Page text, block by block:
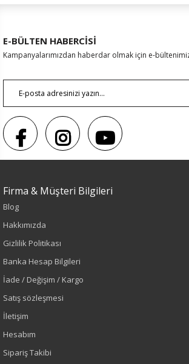
Renk
Sezon
E-BÜLTEN HABERCİSİ
Kampanyalarımızdan haberdar olmak için e-
Firma & Müşteri Bilgileri
Blog
Hakkımızda
Gizlilik Politikası
Banka Hesap Bilgileri
İade / Değişim / Kargo
Satış sözleşmesi
İletişim
Hesabım
Sipariş Takibi